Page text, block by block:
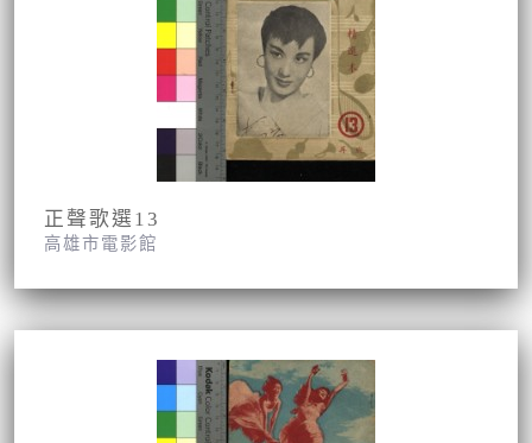
正聲歌選13
高雄市電影館